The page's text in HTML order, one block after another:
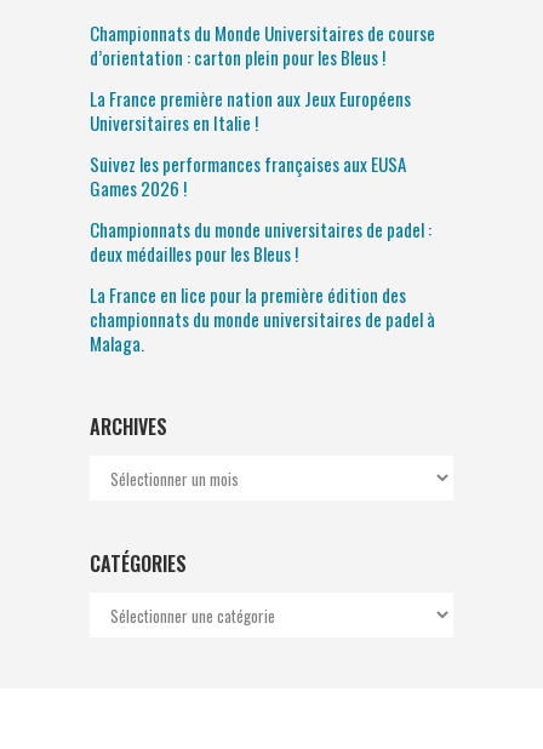
Championnats du Monde Universitaires de course
d’orientation : carton plein pour les Bleus !
La France première nation aux Jeux Européens
Universitaires en Italie !
Suivez les performances françaises aux EUSA
Games 2026 !
Championnats du monde universitaires de padel :
deux médailles pour les Bleus !
La France en lice pour la première édition des
championnats du monde universitaires de padel à
Malaga.
ARCHIVES
Archives
CATÉGORIES
Catégories